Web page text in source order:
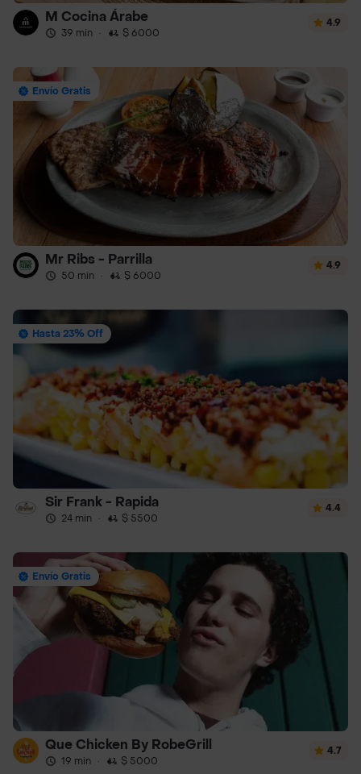
M Cocina Árabe
39 min · $ 6000
4.9
Envío Gratis
Mr Ribs - Parrilla
50 min · $ 6000
4.9
Hasta 23% Off
Sir Frank - Rapida
24 min · $ 5500
4.4
Envío Gratis
Que Chicken By RobeGrill
19 min · $ 5000
4.7